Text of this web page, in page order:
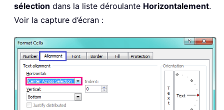
sélection dans la liste déroulante Horizontalement.
Voir la capture d’écran :